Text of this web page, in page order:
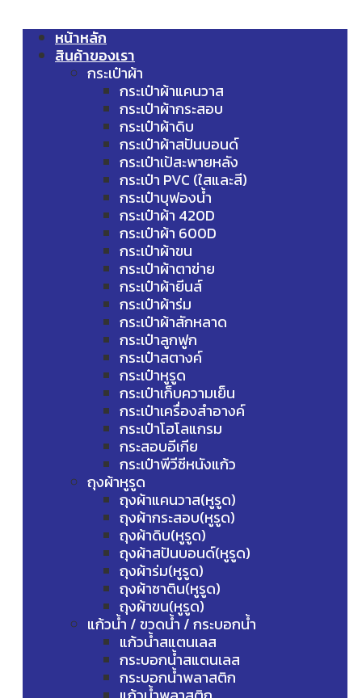
หน้าหลัก
สินค้าของเรา
กระเป๋าผ้า
กระเป๋าผ้าแคนวาส
กระเป๋าผ้ากระสอบ
กระเป๋าผ้าดิบ
กระเป๋าผ้าสปันบอนด์
กระเป๋าเป้สะพายหลัง
กระเป๋า PVC (ใสและสี)
กระเป๋าบุฟองน้ำ
กระเป๋าผ้า 420D
กระเป๋าผ้า 600D
กระเป๋าผ้าขน
กระเป๋าผ้าตาข่าย
กระเป๋าผ้ายีนส์
กระเป๋าผ้าร่ม
กระเป๋าผ้าสักหลาด
กระเป๋าลูกฟูก
กระเป๋าสตางค์
กระเป๋าหูรูด
กระเป๋าเก็บความเย็น
กระเป๋าเครื่องสำอางค์
กระเป๋าโฮโลแกรม
กระสอบอีเกีย
กระเป๋าพีวีซีหนังแก้ว
ถุงผ้าหูรูด
ถุงผ้าแคนวาส(หูรูด)
ถุงผ้ากระสอบ(หูรูด)
ถุงผ้าดิบ(หูรูด)
ถุงผ้าสปันบอนด์(หูรูด)
ถุงผ้าร่ม(หูรูด)
ถุงผ้าซาติน(หูรูด)
ถุงผ้าขน(หูรูด)
แก้วน้ำ / ขวดน้ำ / กระบอกน้ำ
แก้วน้ำสแตนเลส
กระบอกน้ำสแตนเลส
กระบอกน้ำพลาสติก